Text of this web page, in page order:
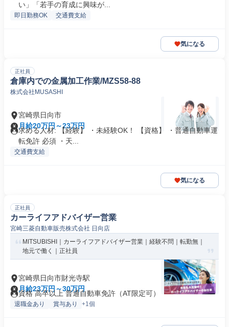
い」「若手の育成に興味が...
即日勤務OK 交通費支給
気になる
正社員
倉庫内での金属加工作業/MZS58-88
株式会社MUSASHI
宮崎県日向市
月給20万円～23万円
求める人材: 【経験】 ・未経験OK！ 【資格】 ・普通自動車運
転免許 必須 ・天...
交通費支給
気になる
正社員
カーライフアドバイザー営業
宮崎三菱自動車販売株式会社 日向店
MITSUBISHI｜カーライフアドバイザー営業｜経験不問｜転勤無｜
地元で働く｜正社員
宮崎県日向市財光寺駅
月給23万円～30万円
資格 高卒以上 普通自動車免許（AT限定可）
退職金あり 賞与あり +1個